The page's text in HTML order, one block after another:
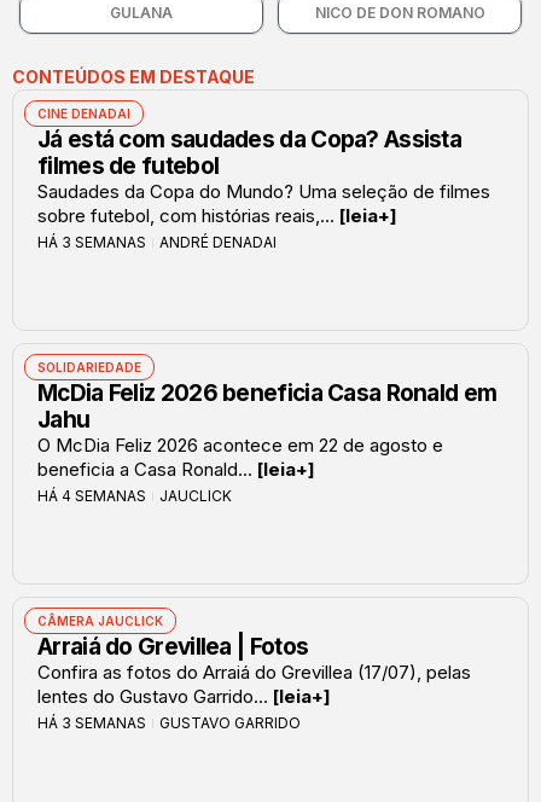
GULANA NICO DE DON ROMANO
CONTEÚDOS EM DESTAQUE
CINE DENADAI
Já está com saudades da Copa? Assista
filmes de futebol
Saudades da Copa do Mundo? Uma seleção de filmes
sobre futebol, com histórias reais,... [leia+]
HÁ 3 SEMANAS ANDRÉ DENADAI
SOLIDARIEDADE
McDia Feliz 2026 beneficia Casa Ronald em
Jahu
O McDia Feliz 2026 acontece em 22 de agosto e
beneficia a Casa Ronald... [leia+]
HÁ 4 SEMANAS JAUCLICK
CÂMERA JAUCLICK
Arraiá do Grevillea | Fotos
Confira as fotos do Arraiá do Grevillea (17/07), pelas
lentes do Gustavo Garrido... [leia+]
HÁ 3 SEMANAS GUSTAVO GARRIDO